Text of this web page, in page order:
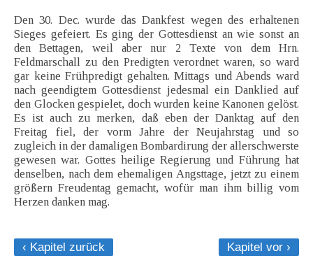
Den 30. Dec. wurde das Dankfest wegen des erhaltenen
Sieges gefeiert. Es ging der Gottesdienst an wie sonst an
den Bettagen, weil aber nur 2 Texte von dem Hrn.
Feldmarschall zu den Predigten verordnet waren, so ward
gar keine Frühpredigt gehalten. Mittags und Abends ward
nach geendigtem Gottesdienst jedesmal ein Danklied auf
den Glocken gespielet, doch wurden keine Kanonen gelöst.
Es ist auch zu merken, daß eben der Danktag auf den
Freitag fiel, der vorm Jahre der Neujahrstag und so
zugleich in der damaligen Bombardirung der allerschwerste
gewesen war. Gottes heilige Regierung und Führung hat
denselben, nach dem ehemaligen Angsttage, jetzt zu einem
größern Freudentag gemacht, wofür man ihm billig vom
Herzen danken mag.
‹ Kapitel zurück
Kapitel vor ›